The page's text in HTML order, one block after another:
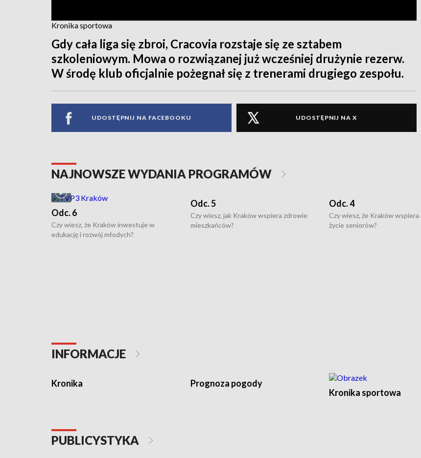
Kronika sportowa
Gdy cała liga się zbroi, Cracovia rozstaje się ze sztabem
szkoleniowym. Mowa o rozwiązanej już wcześniej drużynie rezerw.
W środę klub oficjalnie pożegnał się z trenerami drugiego zespołu.
UDOSTĘPNIJ NA FACEBOOKU UDOSTĘPNIJ NA X
NAJNOWSZE WYDANIA PROGRAMÓW
Odc. 6
Czy wiesz, że Kraków inwestuje w
edukację i rozwój młodych?
Odc. 5
Czy wiesz, jak Kraków wspiera zdrowie
mieszkańców?
Odc. 4
Czy wiesz, że Kraków
życie seniorów?
INFORMACJE
Kronika
Prognoza pogody
Kronika sportowa
PUBLICYSTYKA